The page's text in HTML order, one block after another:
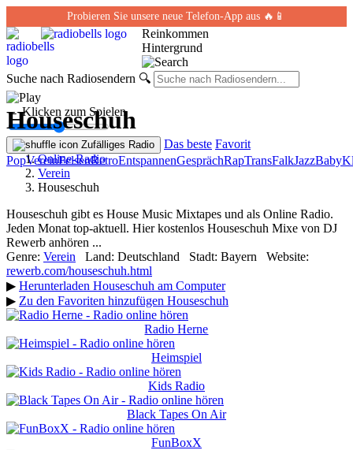
Probieren Sie unsere neue Telefon-App aus 🔥📱
Reinkommen
Hintergrund
Suche nach Radiosendern 🔍
← Klicken zum Spielen
Zufälliges Radio Das beste Favorit
PopVereinFelsenRetroEntspannenGesprächRapTransFalkJazzBaby
Houseschuh
Online-Radio
Verein
Houseschuh
Houseschuh gibt es House Music Mixtapes und als Online Radio.
Jeden Monat top-aktuell. Hier kostenlos Houseschuh Mixe von DJ
Rewerb anhören ...
Genre: Verein Land: Deutschland Stadt: Bayern Website:
rewerb.com/houseschuh.html
▶ Herunterladen Houseschuh am Computer
▶ Zu den Favoriten hinzufügen Houseschuh
Radio Herne
Heimspiel
Kids Radio
Black Tapes On Air
FunBoxX